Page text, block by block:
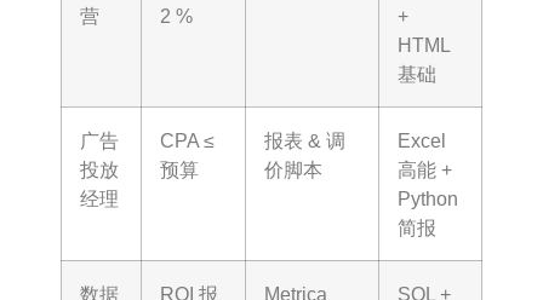
营
2 %
+
HTML
基础
广告
投放
经理
CPA ≤
预算
报表 & 调
价脚本
Excel
高能 +
Python
简报
数据
ROI 报
Metrica
SQL +